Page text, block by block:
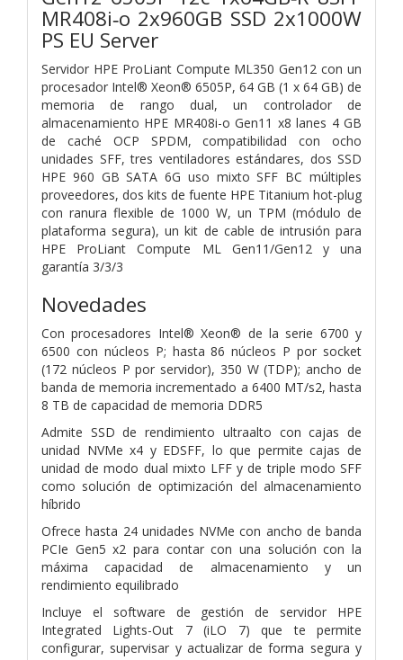
MR408i‑o 2x960GB SSD 2x1000W
PS EU Server
Servidor HPE ProLiant Compute ML350 Gen12 con un
procesador Intel® Xeon® 6505P, 64 GB (1 x 64 GB) de
memoria de rango dual, un controlador de
almacenamiento HPE MR408i-o Gen11 x8 lanes 4 GB
de caché OCP SPDM, compatibilidad con ocho
unidades SFF, tres ventiladores estándares, dos SSD
HPE 960 GB SATA 6G uso mixto SFF BC múltiples
proveedores, dos kits de fuente HPE Titanium hot-plug
con ranura flexible de 1000 W, un TPM (módulo de
plataforma segura), un kit de cable de intrusión para
HPE ProLiant Compute ML Gen11/Gen12 y una
garantía 3/3/3
Novedades
Con procesadores Intel® Xeon® de la serie 6700 y
6500 con núcleos P; hasta 86 núcleos P por socket
(172 núcleos P por servidor), 350 W (TDP); ancho de
banda de memoria incrementado a 6400 MT/s2, hasta
8 TB de capacidad de memoria DDR5
Admite SSD de rendimiento ultraalto con cajas de
unidad NVMe x4 y EDSFF, lo que permite cajas de
unidad de modo dual mixto LFF y de triple modo SFF
como solución de optimización del almacenamiento
híbrido
Ofrece hasta 24 unidades NVMe con ancho de banda
PCIe Gen5 x2 para contar con una solución con la
máxima capacidad de almacenamiento y un
rendimiento equilibrado
Incluye el software de gestión de servidor HPE
Integrated Lights-Out 7 (iLO 7) que te permite
configurar, supervisar y actualizar de forma segura y